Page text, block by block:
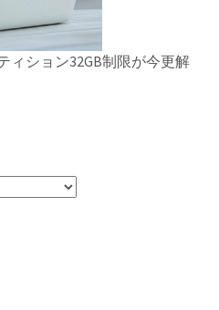
ィション32GB制限が今更解